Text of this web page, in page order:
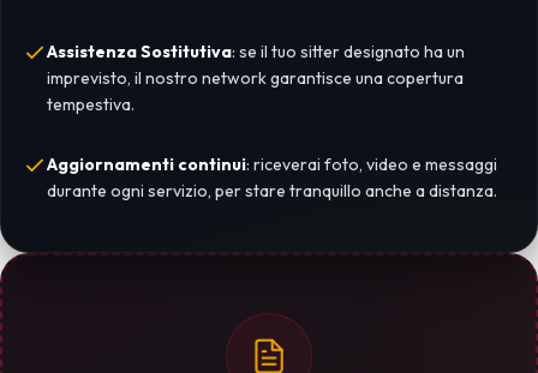
Assistenza Sostitutiva: se il tuo sitter designato ha un
imprevisto, il nostro network garantisce una copertura
tempestiva.
Aggiornamenti continui: riceverai foto, video e messaggi
durante ogni servizio, per stare tranquillo anche a distanza.